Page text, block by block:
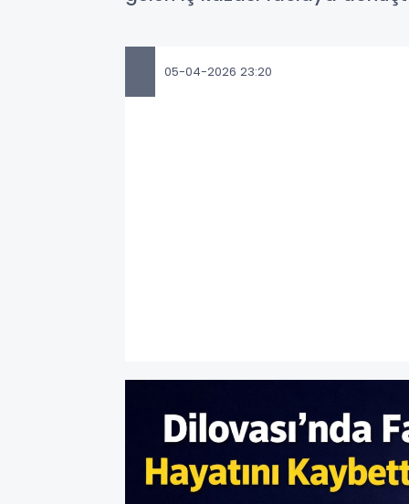
05-04-2026 23:20